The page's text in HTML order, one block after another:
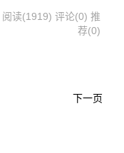
阅读(1919) 评论(0) 推
荐(0)
下一页